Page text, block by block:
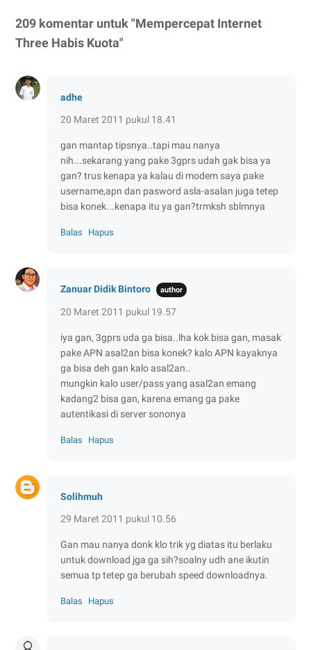
209 komentar untuk "Mempercepat Internet
Three Habis Kuota"
adhe
20 Maret 2011 pukul 18.41
gan mantap tipsnya..tapi mau nanya
nih...sekarang yang pake 3gprs udah gak bisa ya
gan? trus kenapa ya kalau di modem saya pake
username,apn dan pasword asla-asalan juga tetep
bisa konek...kenapa itu ya gan?trmksh sblmnya
Balas Hapus
Zanuar Didik Bintoro
20 Maret 2011 pukul 19.57
iya gan, 3gprs uda ga bisa..lha kok bisa gan, masak
pake APN asal2an bisa konek? kalo APN kayaknya
ga bisa deh gan kalo asal2an..
mungkin kalo user/pass yang asal2an emang
kadang2 bisa gan, karena emang ga pake
autentikasi di server sononya
Balas Hapus
Solihmuh
29 Maret 2011 pukul 10.56
Gan mau nanya donk klo trik yg diatas itu berlaku
untuk download jga ga sih?soalny udh ane ikutin
semua tp tetep ga berubah speed downloadnya.
Balas Hapus